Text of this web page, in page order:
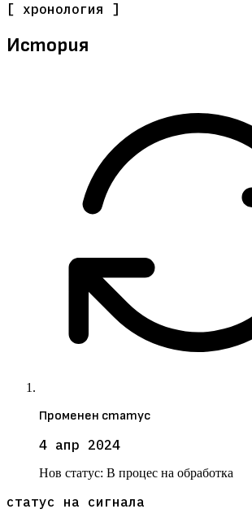
[ хронология ]
История
Променен статус
4 апр 2024
Нов статус: В процес на обработка
статус на сигнала